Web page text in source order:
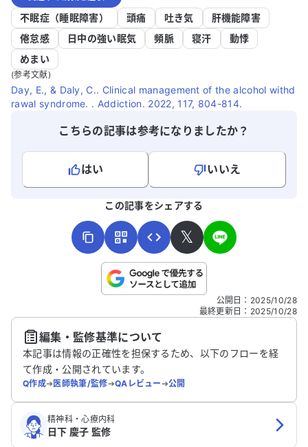
不眠症（睡眠障害） 頭痛 吐き気
肝機能障害
倦怠感
日中の強い眠気 頻脈 寝汗
動悸
めまい
(参考文献)
Day, E., & Daly, C.. Clinical management of the alcohol withd
rawal syndrome. . Addiction. 2022, 117, 804-814.
こちらの記事は参考になりましたか？
はい
いいえ
こちらは送信専用のフォームです。氏名やご自身の病気の詳細な
送信する
この記事をシェアする
𝕏
公開日 ： 2025/10/28
最終更新日 ： 2025/10/28
編集・監修基準について
本記事は情報の正確性を担保するため、以下のフローを経
て作成・公開されています。
Q作成➔医師執筆/監修➔QAレビュー➔公開
精神科・心療内科
日下 慶子 監修